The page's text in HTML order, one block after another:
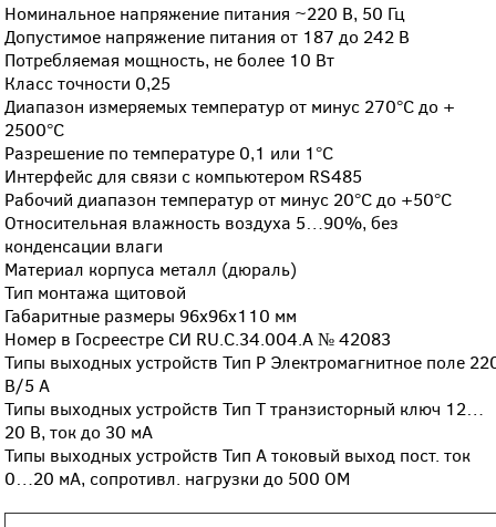
Номинальное напряжение питания ~220 В, 50 Гц
Допустимое напряжение питания от 187 до 242 В
Потребляемая мощность, не более 10 Вт
Класс точности 0,25
Диапазон измеряемых температур от минус 270°С до +
2500°С
Разрешение по температуре 0,1 или 1°С
Интерфейс для связи с компьютером RS485
Рабочий диапазон температур от минус 20°С до +50°С
Относительная влажность воздуха 5…90%, без
конденсации влаги
Материал корпуса металл (дюраль)
Тип монтажа щитовой
Габаритные размеры 96х96х110 мм
Номер в Госреестре СИ RU.C.34.004.A № 42083
Типы выходных устройств Тип Р Электромагнитное поле
В/5 А
Типы выходных устройств Тип Т транзисторный ключ 12…
20 В, ток до 30 мА
Типы выходных устройств Тип А токовый выход пост. ток
0…20 мА, сопротивл. нагрузки до 500 ОМ